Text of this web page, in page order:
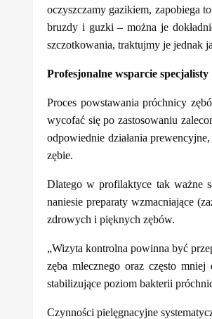
oczyszczamy gazikiem, zapobiega
bruzdy i guzki – można je
szczotkowania, traktujmy je jednak
Profesjonalne wsparcie specjalisty
Proces powstawania próchnicy
wycofać się po zastosowaniu
odpowiednie działania
zębie.
Dlatego w profilaktyce tak ważne
naniesie preparaty wzmacniające
zdrowych i pięknych zębów.
„Wizyta kontrolna powinna być
zęba mlecznego oraz często
stabilizujące poziom bakterii
Czynności pielęgnacyjne